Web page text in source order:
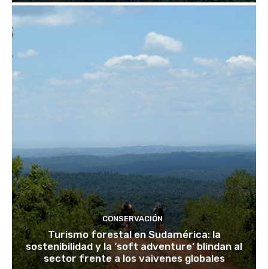
CONSERVACIÓN
Turismo forestal en Sudamérica: la
sostenibilidad y la ‘soft adventure’ blindan al
sector frente a los vaivenes globales